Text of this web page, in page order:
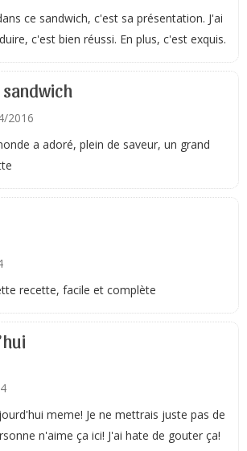
ce sandwich, c'est sa présentation. J'ai
c'est bien réussi. En plus, c'est exquis.
2016
a adoré, plein de saveur, un grand
recette, facile et complète
meme! Je ne mettrais juste pas de
n'aime ça ici! J'ai hate de gouter ça!